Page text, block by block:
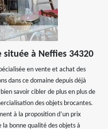
à Neffies 34320
en vente et achat des
dans ce domaine depuis déjà
savoir cibler de plus en plus de
des objets brocantes.
à la proposition d’un prix
bonne qualité des objets à